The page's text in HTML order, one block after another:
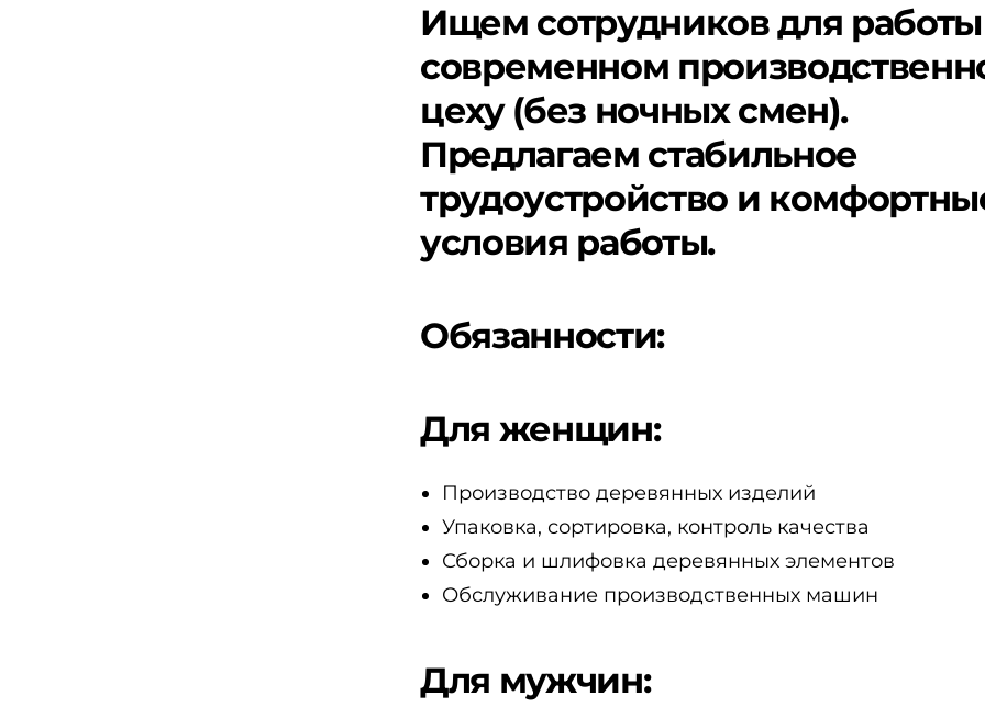
Ищем сотрудников для
современном
цеху (без ночных смен).
Предлагаем стабильное
трудоустройство и
условия работы.
Обязанности:
Для женщин:
Производство деревянных изделий
Упаковка, сортировка, контроль качества
Сборка и шлифовка деревянных элементов
Обслуживание производственных машин
Для мужчин: